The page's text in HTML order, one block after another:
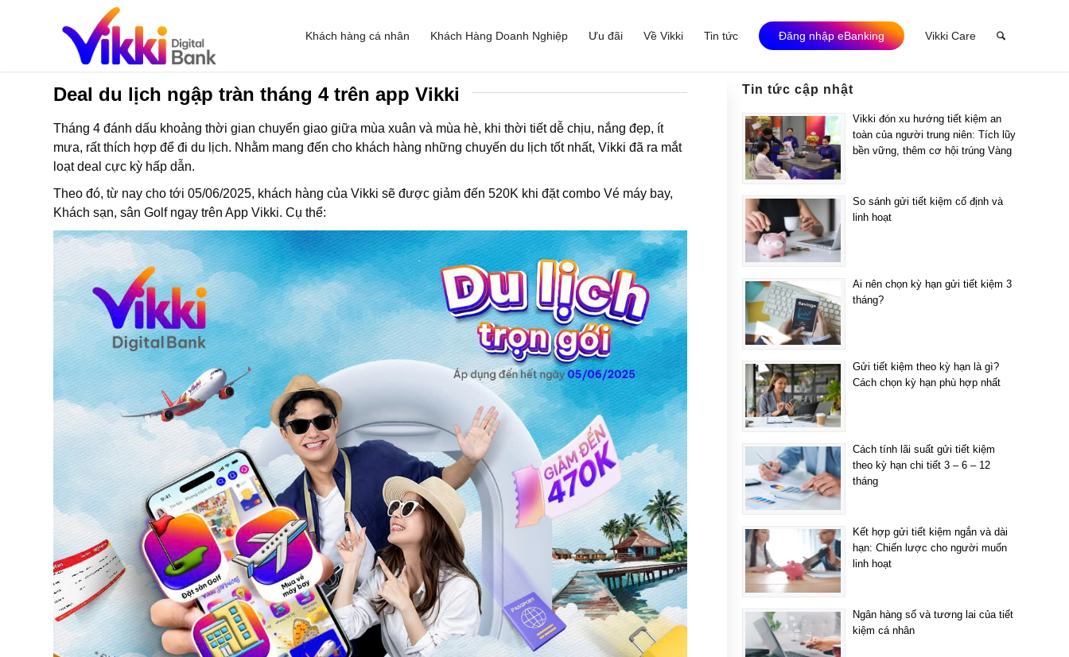
Khách hàng cá nhân Khách Hàng Doanh Nghiệp Ưu đãi Về Vikki Tin tức Đăng nhập eBanking Vikki Care
Deal du lịch ngập tràn tháng 4 trên app Vikki
Tháng 4 đánh dấu khoảng thời gian chuyển giao giữa mùa xuân và mùa hè, khi thời tiết dễ chịu, nắng đẹp, ít
mưa, rất thích hợp để đi du lịch. Nhằm mang đến cho khách hàng những chuyến du lịch tốt nhất, Vikki đã ra mắt
loạt deal cực kỳ hấp dẫn.
Theo đó, từ nay cho tới 05/06/2025, khách hàng của Vikki sẽ được giảm đến 520K khi đặt combo Vé máy bay,
Khách sạn, sân Golf ngay trên App Vikki. Cụ thể:
Tin tức cập nhật
Vikki đón xu hướng tiết kiệm an
toàn của người trung niên: Tích lũy
bền vững, thêm cơ hội trúng Vàng
So sánh gửi tiết kiệm cố định và
linh hoạt
Ai nên chọn kỳ hạn gửi tiết kiệm 3
tháng?
Gửi tiết kiệm theo kỳ hạn là gì?
Cách chọn kỳ hạn phù hợp nhất
Cách tính lãi suất gửi tiết kiệm
theo kỳ hạn chi tiết 3 – 6 – 12
tháng
Kết hợp gửi tiết kiệm ngắn và dài
hạn: Chiến lược cho người muốn
linh hoạt
Ngân hàng số và tương lai của tiết
kiệm cá nhân